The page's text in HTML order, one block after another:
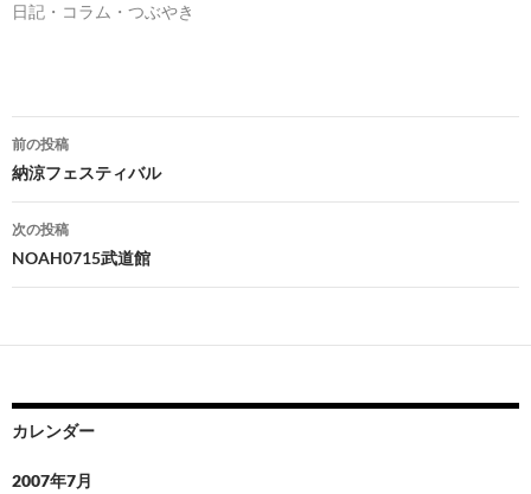
日記・コラム・つぶやき
投
稿
ナ
ビ
ゲ
ー
ョ
ン
前の投稿
納涼フェスティバル
次の投稿
NOAH0715武道館
カレンダー
2007年7月